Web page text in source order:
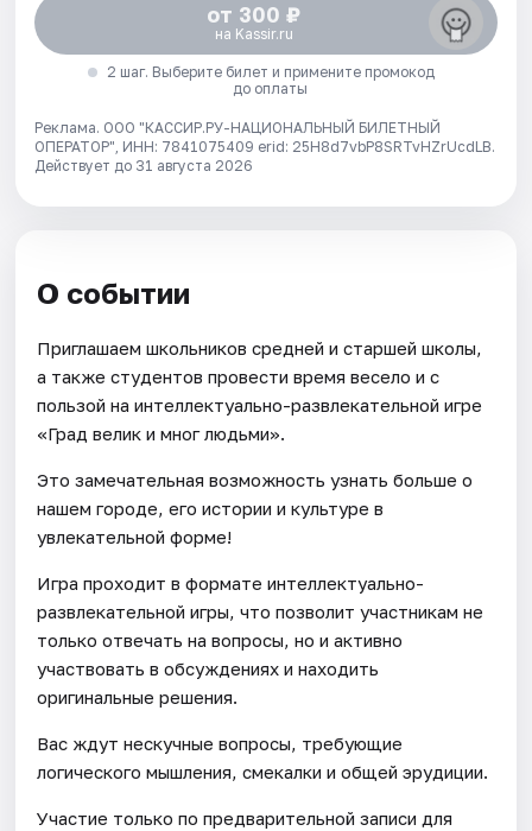
от 300 ₽
на Kassir.ru
2 шаг. Выберите билет и примените промокод
до оплаты
Реклама. ООО "КАССИР.РУ-НАЦИОНАЛЬНЫЙ БИЛЕТНЫЙ
ОПЕРАТОР", ИНН: 7841075409 erid: 25H8d7vbP8SRTvHZrUcdLB.
Действует до 31 августа 2026
О событии
Приглашаем школьников средней и старшей школы,
а также студентов провести время весело и с
пользой на интеллектуально-развлекательной игре
«Град велик и мног людьми».
Это замечательная возможность узнать больше о
нашем городе, его истории и культуре в
увлекательной форме!
Игра проходит в формате интеллектуально-
развлекательной игры, что позволит участникам не
только отвечать на вопросы, но и активно
участвовать в обсуждениях и находить
оригинальные решения.
Вас ждут нескучные вопросы, требующие
логического мышления, смекалки и общей эрудиции.
Участие только по предварительной записи для